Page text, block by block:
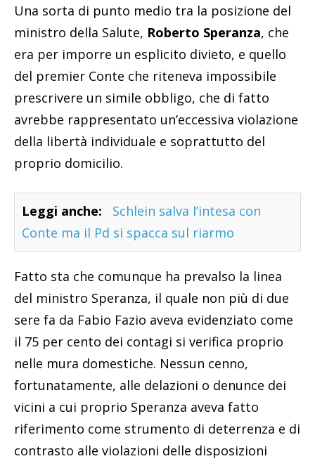
Una sorta di punto medio tra la posizione del
ministro della Salute, Roberto Speranza, che
era per imporre un esplicito divieto, e quello
del premier Conte che riteneva impossibile
prescrivere un simile obbligo, che di fatto
avrebbe rappresentato un’eccessiva violazione
della libertà individuale e soprattutto del
proprio domicilio.
Leggi anche:
Schlein salva l’intesa con
Conte ma il Pd si spacca sul riarmo
Fatto sta che comunque ha prevalso la linea
del ministro Speranza, il quale non più di due
sere fa da Fabio Fazio aveva evidenziato come
il 75 per cento dei contagi si verifica proprio
nelle mura domestiche. Nessun cenno,
fortunatamente, alle delazioni o denunce dei
vicini a cui proprio Speranza aveva fatto
riferimento come strumento di deterrenza e di
contrasto alle violazioni delle disposizioni